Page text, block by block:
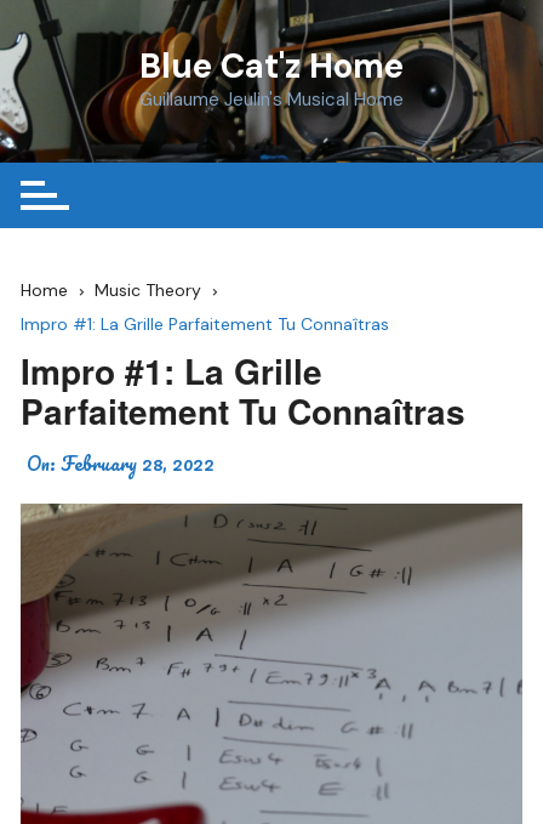
to
content
Blue Cat'z Home
Guillaume Jeulin's Musical Home
Home
Music Theory
Impro #1: La Grille Parfaitement Tu Connaîtras
Impro #1: La Grille
Parfaitement Tu Connaîtras
On:February 28, 2022